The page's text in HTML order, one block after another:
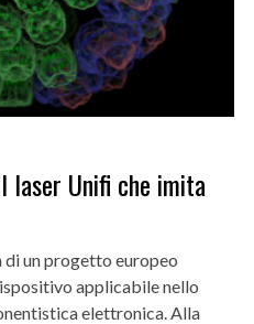
laser Unifi che imita
un progetto europeo
applicabile nello
elettronica. Alla